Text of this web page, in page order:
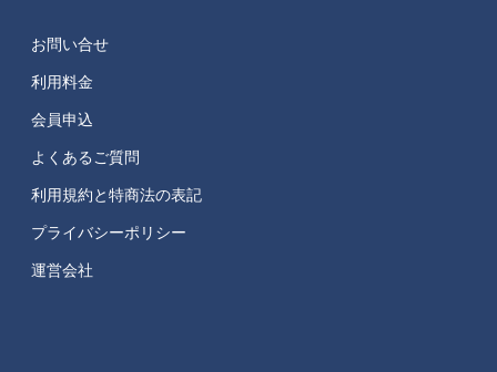
お問い合せ
利用料金
会員申込
よくあるご質問
利用規約と特商法の表記
プライバシーポリシー
運営会社